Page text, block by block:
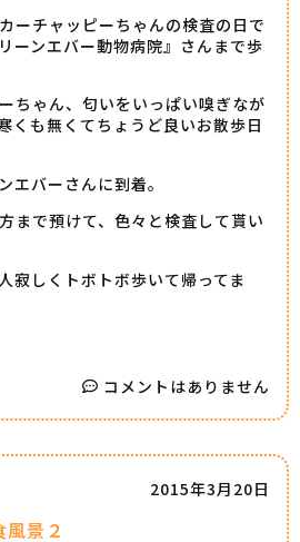
ーチャッピーちゃんの検査の日で
ーンエバー動物病院』さんまで歩
ちゃん、匂いをいっぱい嗅ぎなが
くも無くてちょうど良いお散歩日
エバーさんに到着。
まで預けて、色々と検査して貰い
寂しくトボトボ歩いて帰ってま
コメントはありません
景２
2015年3月20日